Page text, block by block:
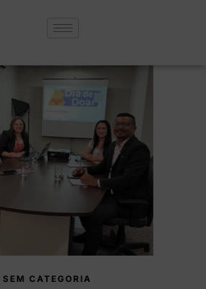
SEM CATEGORIA